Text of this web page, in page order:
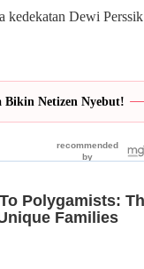
kedekatan Dewi Perssik
Netizen Nyebut!